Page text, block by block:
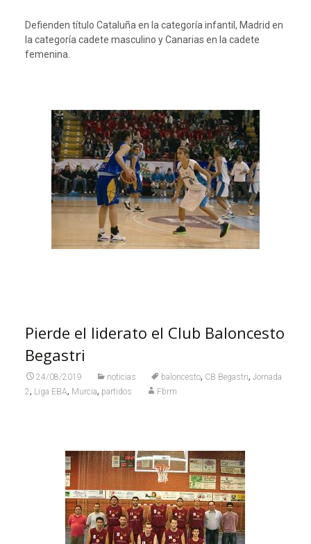
Defienden título Cataluña en la categoría infantil, Madrid en
la categoría cadete masculino y Canarias en la cadete
femenina.
Pierde el liderato el Club Baloncesto
Begastri
24/08/2019 noticias baloncesto, CB Begastri, Jornada
2, Liga EBA, Murcia, partidos Fbrm